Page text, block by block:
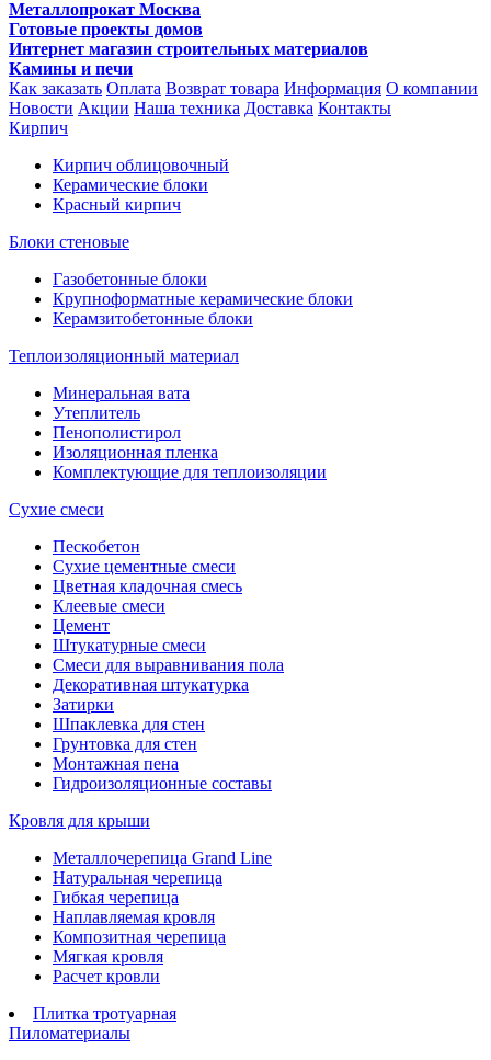
Металлопрокат Москва
Готовые проекты домов
Интернет магазин строительных материалов
Камины и печи
Как заказать Оплата Возврат товара Информация О компании
Новости Акции Наша техника Доставка Контакты
Кирпич
Кирпич облицовочный
Керамические блоки
Красный кирпич
Блоки стеновые
Газобетонные блоки
Крупноформатные керамические блоки
Керамзитобетонные блоки
Теплоизоляционный материал
Минеральная вата
Утеплитель
Пенополистирол
Изоляционная пленка
Комплектующие для теплоизоляции
Сухие смеси
Пескобетон
Сухие цементные смеси
Цветная кладочная смесь
Клеевые смеси
Цемент
Штукатурные смеси
Смеси для выравнивания пола
Декоративная штукатурка
Затирки
Шпаклевка для стен
Грунтовка для стен
Монтажная пена
Гидроизоляционные составы
Кровля для крыши
Металлочерепица Grand Line
Натуральная черепица
Гибкая черепица
Наплавляемая кровля
Композитная черепица
Мягкая кровля
Расчет кровли
Плитка тротуарная
Пиломатериалы